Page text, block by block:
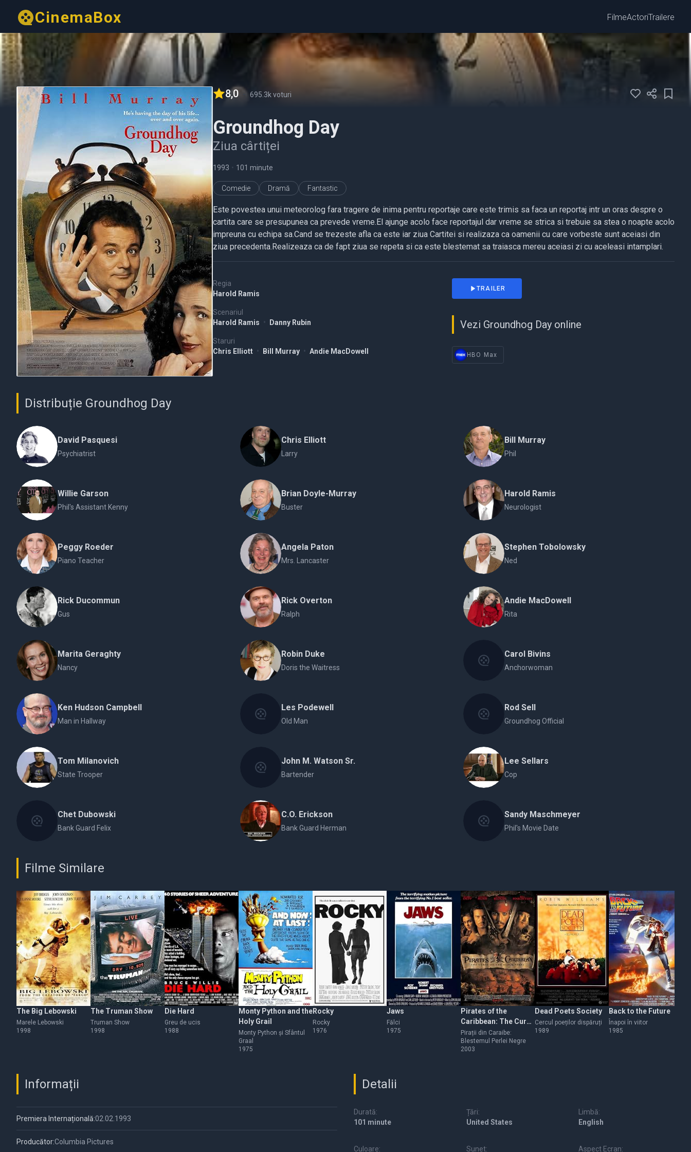
CinemaBox FilmeActoriTrailere
8,0 695.3k voturi
Groundhog Day
Ziua cârtiței
1993 • 101 minute
Comedie Dramă Fantastic
Este povestea unui meteorolog fara tragere de inima pentru reportaje care este trimis sa faca un reportaj intr un oras despre o
cartita care se presupunea ca prevede vreme.El ajunge acolo face reportajul dar vreme se strica si trebuie sa stea o noapte acolo
impreuna cu echipa sa.Cand se trezeste afla ca este iar ziua Cartitei si realizaza ca oamenii cu care vorbeste sunt aceiasi din
ziua precedenta.Realizeaza ca de fapt ziua se repeta si ca este blestemat sa traiasca mereu aceiasi zi cu aceleasi intamplari.
Regia
Harold Ramis
Scenariul
Harold Ramis • Danny Rubin
Staruri
Chris Elliott • Bill Murray • Andie MacDowell
TRAILER
Vezi Groundhog Day online
HBO Max
Distribuție Groundhog Day
David Pasquesi
Psychiatrist
Chris Elliott
Larry
Bill Murray
Phil
Willie Garson
Phil's Assistant Kenny
Brian Doyle-Murray
Buster
Harold Ramis
Neurologist
Peggy Roeder
Piano Teacher
Angela Paton
Mrs. Lancaster
Stephen Tobolowsky
Ned
Rick Ducommun
Gus
Rick Overton
Ralph
Andie MacDowell
Rita
Marita Geraghty
Nancy
Robin Duke
Doris the Waitress
Carol Bivins
Anchorwoman
Ken Hudson Campbell
Man in Hallway
Les Podewell
Old Man
Rod Sell
Groundhog Official
Tom Milanovich
State Trooper
John M. Watson Sr.
Bartender
Lee Sellars
Cop
Chet Dubowski
Bank Guard Felix
C.O. Erickson
Bank Guard Herman
Sandy Maschmeyer
Phil's Movie Date
Filme Similare
The Big Lebowski
Marele Lebowski
1998
The Truman Show
Truman Show
1998
Die Hard
Greu de ucis
1988
Monty Python and the
Holy Grail
Monty Python și Sfântul
Graal
1975
Rocky
Rocky
1976
Jaws
Fălci
1975
Pirates of the
Caribbean: The Curse
of the Black Pearl
Pirații din Caraibe:
Blestemul Perlei Negre
2003
Dead Poets Society
Cercul poeților dispăruți
1989
Back to the Future
Înapoi în viitor
1985
Informații
Premiera Internațională:02.02.1993
Producător:Columbia Pictures
Detalii
Durată:
101 minute
Țări:
United States
Limbă:
English
Culoare: Sunet: Aspect Ecran: